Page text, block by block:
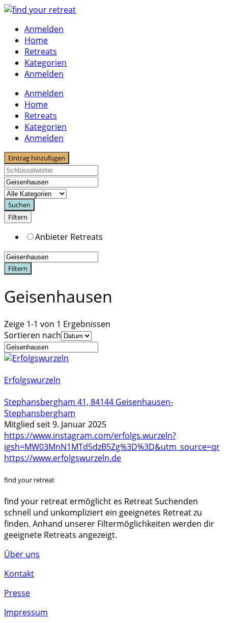
Skip
contentAnmelden
Home
Retreats
Kategorien
Anmelden
Anmelden
Home
Retreats
Kategorien
Anmelden
Eintrag hinzufügen
Suchen
Filtern
Anbieter Retreats
Filtern
Geisenhausen
Zeige 1-1 von 1 Ergebnissen
Sortieren nach
Erfolgswurzeln
Stephansbergham 41, 84144 Geisenhausen-
Stephansbergham
Mitglied seit 9. Januar 2025
https://www.instagram.com/erfolgs.wurzeln?
igsh=MW03MnN1MTd5dzB5Zg%3D%3D&utm_source=qr
https://www.erfolgswurzeln.de
find your retreat
find your retreat ermöglicht es Retreat Suchenden
schnell und unkompliziert ein geeignetes Retreat zu
finden. Anhand unserer Filtermöglichkeiten werden dir
geeignete Retreats angezeigt.
Über uns
Kontakt
Presse
Impressum